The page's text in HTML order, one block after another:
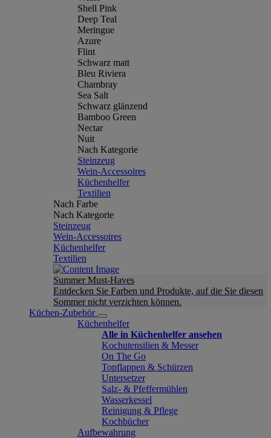
Shell Pink
Deep Teal
Meringue
Azure
Flint
Schwarz matt
Bleu Riviera
Chambray
Sea Salt
Schwarz glänzend
Bamboo Green
Nectar
Nuit
Nach Kategorie
Steinzeug
Wein-Accessoires
Küchenhelfer
Textilien
Nach Farbe
Nach Kategorie
Steinzeug
Wein-Accessoires
Küchenhelfer
Textilien
Summer Must-Haves
Entdecken Sie Farben und Produkte, auf die Sie diesen
Sommer nicht verzichten können.
Küchen-Zubehör
Küchenhelfer
Alle in Küchenhelfer ansehen
Kochutensilien & Messer
On The Go
Topflappen & Schürzen
Untersetzer
Salz- & Pfeffermühlen
Wasserkessel
Reinigung & Pflege
Kochbücher
Aufbewahrung